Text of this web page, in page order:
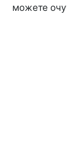
можете